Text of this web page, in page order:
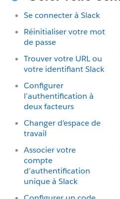
Se connecter à Slack
Réinitialiser votre mot
de passe
Trouver votre URL ou
votre identifiant Slack
Configurer
l’authentification à
deux facteurs
Changer d’espace de
travail
Associer votre
compte
d’authentification
unique à Slack